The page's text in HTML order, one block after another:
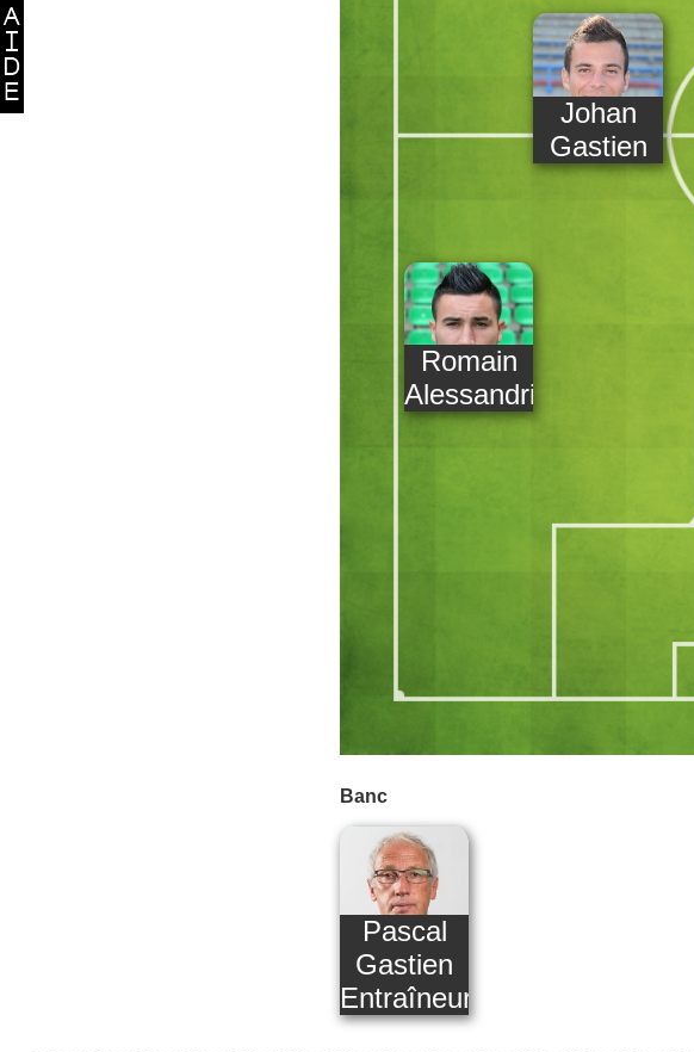
Johan
Gastien
Romain
Alessandrini
Banc
Pascal
Gastien
Entraîneur